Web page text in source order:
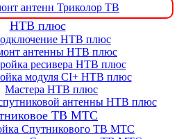
антенн Триколор ТВ
НТВ плюс
НТВ плюс
антенны НТВ плюс
ресивера НТВ плюс
модуля CI+ НТВ плюс
Мастера НТВ плюс
антенны НТВ плюс
ТВ МТС
Спутникового ТВ МТС